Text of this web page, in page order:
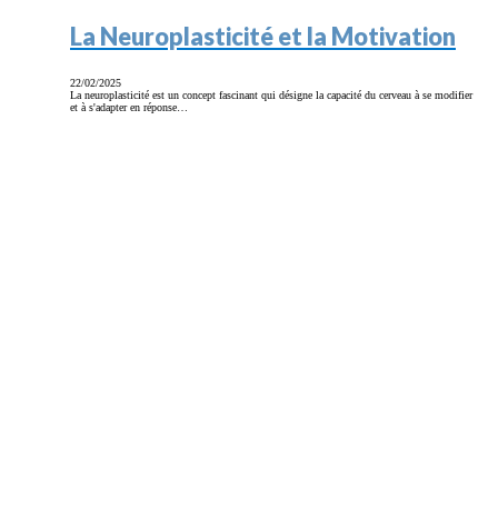
La Neuroplasticité et la Motivation
22/02/2025
La neuroplasticité est un concept fascinant qui désigne la capacité du cerveau à se modifier
et à s'adapter en réponse…